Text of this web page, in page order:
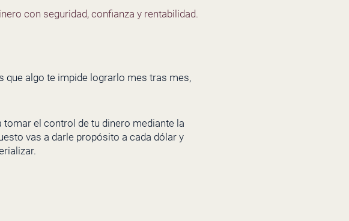
con seguridad, confianza y rentabilidad.
que algo te impide lograrlo mes tras mes,
el control de tu dinero mediante la
vas a darle propósito a cada dólar y